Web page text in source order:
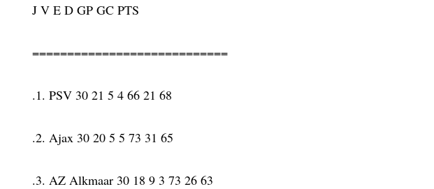
J V E D GP GC PTS
============================
.1. PSV 30 21 5 4 66 21 68
.2. Ajax 30 20 5 5 73 31 65
.3. AZ Alkmaar 30 18 9 3 73 26 63